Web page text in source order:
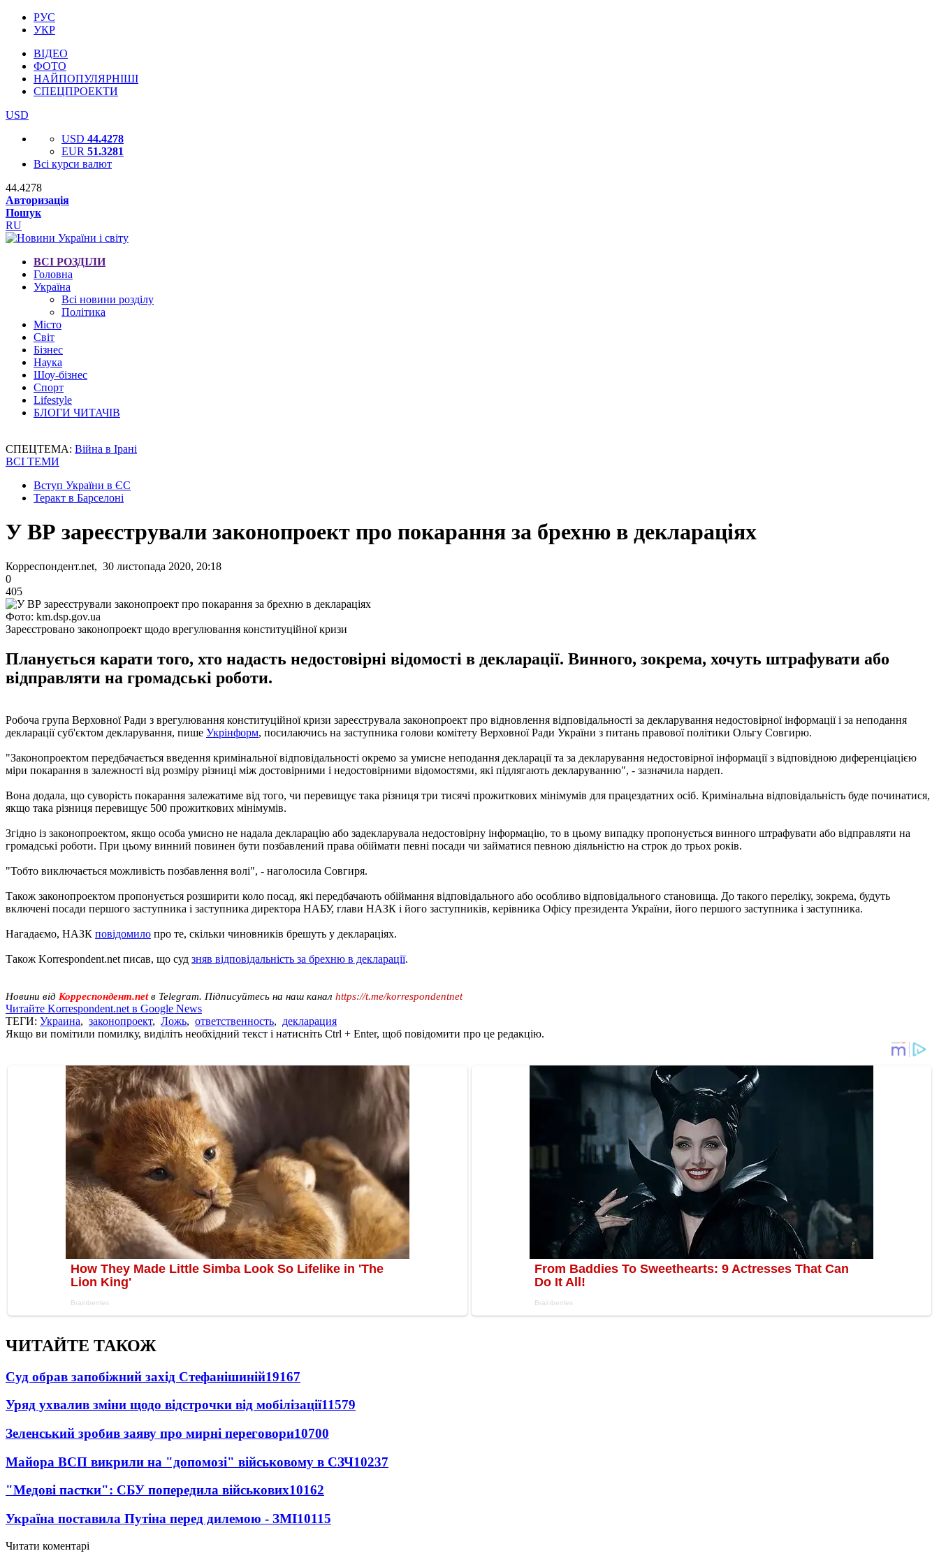
РУС
УКР
ВІДЕО
ФОТО
НАЙПОПУЛЯРНІШІ
СПЕЦПРОЕКТИ
USD
USD 44.4278
EUR 51.3281
Всі курси валют
44.4278
Авторизація
Пошук
RU
ВСІ РОЗДІЛИ
Головна
Україна
Всі новини розділу
Політика
Місто
Світ
Бізнес
Наука
Шоу-бізнес
Спорт
Lifestyle
БЛОГИ ЧИТАЧІВ
СПЕЦТЕМА: Війна в Ірані
ВСІ ТЕМИ
Вступ України в ЄС
Теракт в Барселоні
У ВР зареєстрували законопроект про покарання за брехню в деклараціях
Корреспондент.net, 30 листопада 2020, 20:18
0
405
Фото: km.dsp.gov.ua
Зареєстровано законопроект щодо врегулювання конституційної кризи
Планується карати того, хто надасть недостовірні відомості в декларації. Винного, зокрема, хочуть штрафувати або
відправляти на громадські роботи.
Робоча група Верховної Ради з врегулювання конституційної кризи зареєструвала законопроект про відновлення відповідальності за декларування недостовірної інформації і за неподання
декларації суб'єктом декларування, пише Укрінформ, посилаючись на заступника голови комітету Верховної Ради України з питань правової політики Ольгу Совгирю.
"Законопроектом передбачається введення кримінальної відповідальності окремо за умисне неподання декларації та за декларування недостовірної інформації з відповідною диференціацією
міри покарання в залежності від розміру різниці між достовірними і недостовірними відомостями, які підлягають декларуванню", - зазначила нардеп.
Вона додала, що суворість покарання залежатиме від того, чи перевищує така різниця три тисячі прожиткових мінімумів для працездатних осіб. Кримінальна відповідальність буде починатися,
якщо така різниця перевищує 500 прожиткових мінімумів.
Згідно із законопроектом, якщо особа умисно не надала декларацію або задекларувала недостовірну інформацію, то в цьому випадку пропонується винного штрафувати або відправляти на
громадські роботи. При цьому винний повинен бути позбавлений права обіймати певні посади чи займатися певною діяльністю на строк до трьох років.
"Тобто виключається можливість позбавлення волі", - наголосила Совгиря.
Також законопроектом пропонується розширити коло посад, які передбачають обіймання відповідального або особливо відповідального становища. До такого переліку, зокрема, будуть
включені посади першого заступника і заступника директора НАБУ, глави НАЗК і його заступників, керівника Офісу президента України, його першого заступника і заступника.
Нагадаємо, НАЗК повідомило про те, скільки чиновників брешуть у деклараціях.
Також Korrespondent.net писав, що суд зняв відповідальність за брехню в декларації.
Новини від Корреспондент.netв Telegram. Підписуйтесь на наш канал https://t.me/korrespondentnet
Читайте Korrespondent.net в Google News
ТЕГИ: Украина, законопроект, Ложь, ответственность, декларация
Якщо ви помітили помилку, виділіть необхідний текст і натисніть Ctrl + Enter, щоб повідомити про це редакцію.
ЧИТАЙТЕ ТАКОЖ
Суд обрав запобіжний захід Стефанішиній19167
Уряд ухвалив зміни щодо відстрочки від мобілізації11579
Зеленський зробив заяву про мирні переговори10700
Майора ВСП викрили на "допомозі" військовому в СЗЧ10237
"Медові пастки": СБУ попередила військових10162
Україна поставила Путіна перед дилемою - ЗМІ10115
Читати коментарі